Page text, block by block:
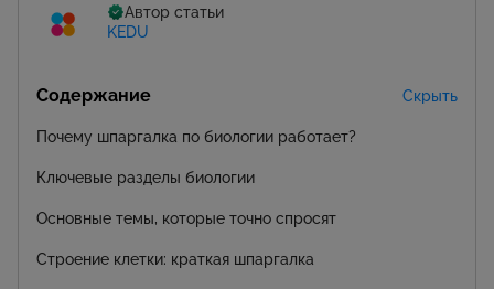
Автор статьи
KEDU
Содержание Скрыть
Почему шпаргалка по биологии работает?
Ключевые разделы биологии
Основные темы, которые точно спросят
Строение клетки: краткая шпаргалка